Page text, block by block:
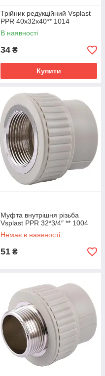
Трійник редукційний Vsplast
PPR 40х32х40** 1014
В наявності
34 ₴
Купити
Муфта внутрішня різьба
Vsplast PPR 32*3/4″ ** 1004
Немає в наявності
51 ₴